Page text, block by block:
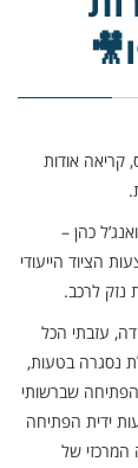
גרוס, קריאה אודות
כהן –
הציוד הייעודי
נזק לרכב.
עזבתי הכל
נסגרה בטעות,
שברשותי
ידית הפתיחה
המרכזי של